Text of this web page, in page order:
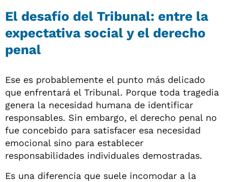
El desafío del Tribunal: entre la
expectativa social y el derecho
penal
Ese es probablemente el punto más delicado
que enfrentará el Tribunal. Porque toda tragedia
genera la necesidad humana de identificar
responsables. Sin embargo, el derecho penal no
fue concebido para satisfacer esa necesidad
emocional sino para establecer
responsabilidades individuales demostradas.
Es una diferencia que suele incomodar a la